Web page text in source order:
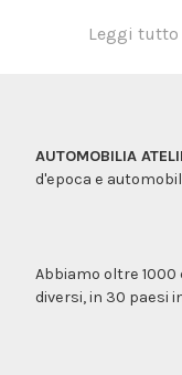
Leggi tutto
AUTOMOBILIA
d'epoca e
Abbiamo oltre
diversi, in 30 paesi